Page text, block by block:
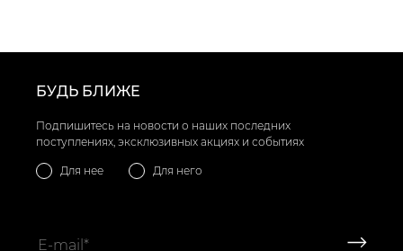
БУДЬ БЛИЖЕ
Подпишитесь на новости о наших последних
поступлениях, эксклюзивных акциях и событиях
Для нее Для него